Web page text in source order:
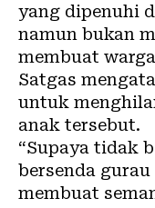
yang dipenuhi
namun bukan
membuat
Satgas
untuk
anak tersebut.
“Supaya tidak
bersenda
membuat